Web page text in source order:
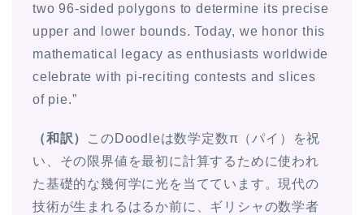
two 96-sided polygons to determine its precise
upper and lower bounds. Today, we honor this
mathematical legacy as enthusiasts worldwide
celebrate with pi-reciting contests and slices
of pie.”
（和訳）
このDoodleは数学定数π（パイ）を祝
い、その限界値を最初に計算するために使われ
た基礎的な幾何学に光を当てています。現代の
技術が生まれるはるか前に、ギリシャの数学者